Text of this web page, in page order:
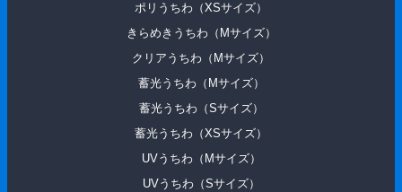
ポリうちわ（XSサイズ）
きらめきうちわ（Mサイズ）
クリアうちわ（Mサイズ）
蓄光うちわ（Mサイズ）
蓄光うちわ（Sサイズ）
蓄光うちわ（XSサイズ）
UVうちわ（Mサイズ）
UVうちわ（Sサイズ）